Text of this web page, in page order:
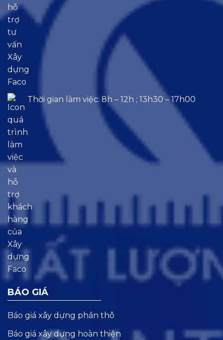
Thời gian làm việc: 8h – 12h ; 13h30 – 17h00
BÁO GIÁ
Báo giá xây dựng phần thô
Báo giá xây dựng hoàn thiện